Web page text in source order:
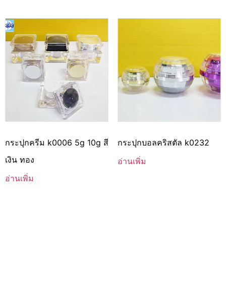
กระปุกครีม k0006 5g 10g สี
เงิน ทอง
อ่านเพิ่ม
กระปุกบอลคริสตัล k0232
อ่านเพิ่ม